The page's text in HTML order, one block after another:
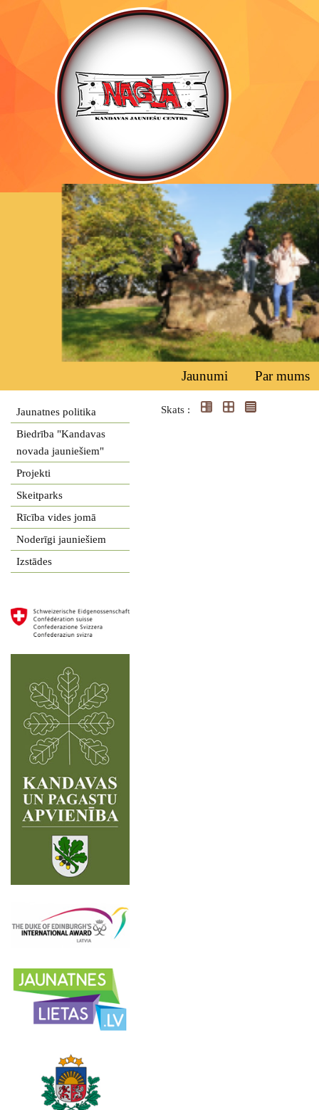
Jaunumi Par mums
Jaunatnes politika
Biedrība "Kandavas
novada jauniešiem"
Projekti
Skeitparks
Rīcība vides jomā
Noderīgi jauniešiem
Izstādes
Skats :